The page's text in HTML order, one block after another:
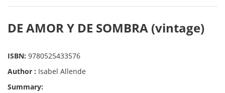
DE AMOR Y DE SOMBRA (vintage)
ISBN: 9780525433576
Author : Isabel Allende
Summary: